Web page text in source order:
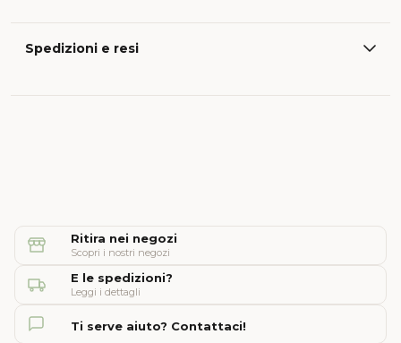
Spedizioni e resi
Ritira nei negozi
Scopri i nostri negozi
E le spedizioni?
Leggi i dettagli
Ti serve aiuto? Contattaci!